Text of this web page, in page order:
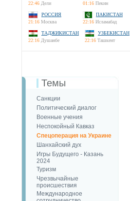
22:46 Дели
01:16 Пекин
РОССИЯ
21:16 Москва
ПАКИСТАН
22:16 Исламабад
ТАДЖИКИСТАН
22:16 Душанбе
УЗБЕКИСТАН
22:16 Ташкент
Темы
Санкции
Политический диалог
Военные учения
Неспокойный Кавказ
Спецоперация на Украине
Шанхайский дух
Игры Будущего - Казань
2024
Туризм
Чрезвычайные
происшествия
Международное